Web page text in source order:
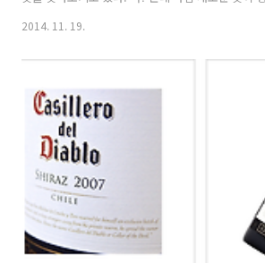
치찌개 오겹살’이라는 식당이었다. 정말 담백한 이
나열이라니. 무성의한 것인지, 그만큼 간판 요리에
지, 아리송함을 안고 식당으로 들어갔다. 메뉴가
나온다. 이건 무성의함이 아니다. 자신감이다. 벽에
집이라는 이미지를 저 멀리 안드로메다로 보낸다.
개, 오겹살, 항정살, 끝. 세 가지가 다다. 응당 있을
2014. 11. 19.